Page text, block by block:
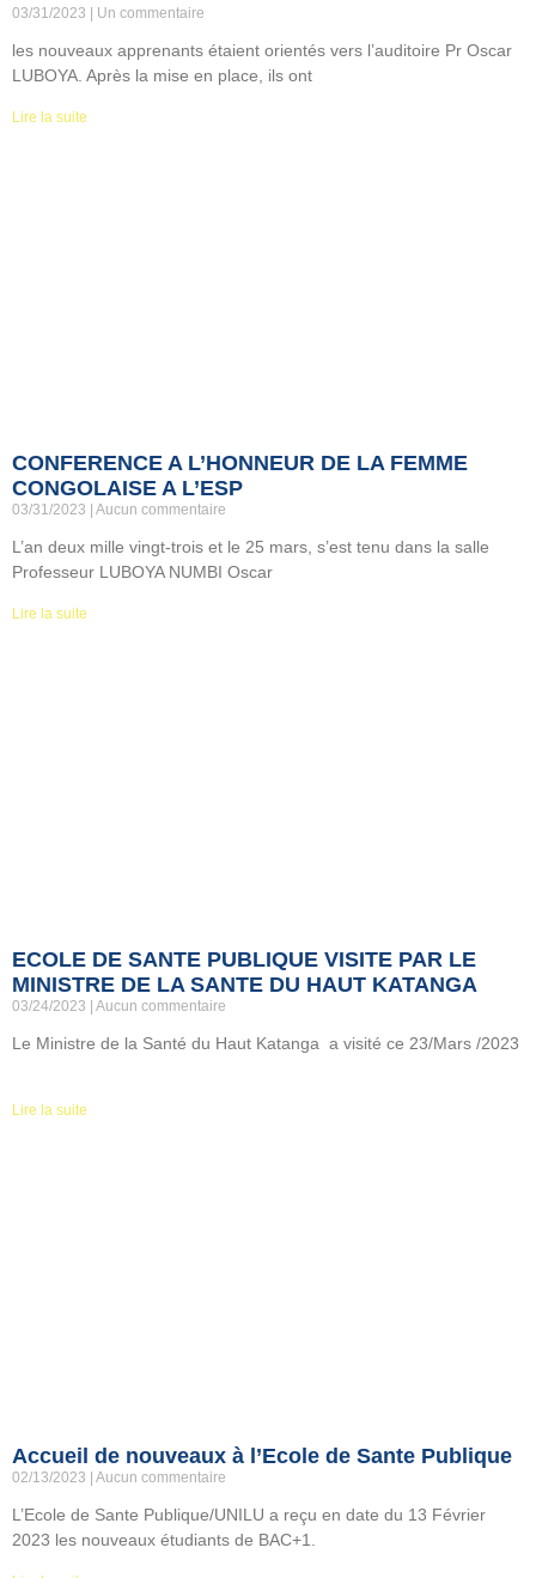
03/31/2023 Un commentaire
les nouveaux apprenants étaient orientés vers l’auditoire Pr Oscar
LUBOYA. Après la mise en place, ils ont
Lire la suite
CONFERENCE A L’HONNEUR DE LA FEMME
CONGOLAISE A L’ESP
03/31/2023 Aucun commentaire
L’an deux mille vingt-trois et le 25 mars, s’est tenu dans la salle
Professeur LUBOYA NUMBI Oscar
Lire la suite
ECOLE DE SANTE PUBLIQUE VISITE PAR LE
MINISTRE DE LA SANTE DU HAUT KATANGA
03/24/2023 Aucun commentaire
Le Ministre de la Santé du Haut Katanga a visité ce 23/Mars /2023
Lire la suite
Accueil de nouveaux à l’Ecole de Sante Publique
02/13/2023 Aucun commentaire
L’Ecole de Sante Publique/UNILU a reçu en date du 13 Février
2023 les nouveaux étudiants de BAC+1.